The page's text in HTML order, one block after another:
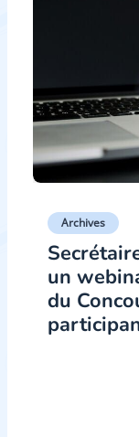
Archives
un
du